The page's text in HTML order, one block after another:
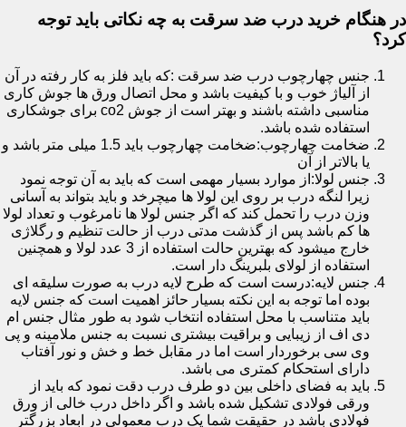
در هنگام خرید درب ضد سرقت به چه نکاتی باید توجه
کرد؟
جنس چهارچوب درب ضد سرقت :که باید فلز به کار رفته در آن
از آلیاژ خوب و با کیفیت باشد و محل اتصال ورق ها جوش کاری
مناسبی داشته باشند و بهتر است از جوش co2 برای جوشکاری
استفاده شده باشد.
ضخامت چهارچوب:ضخامت چهارچوب باید 1.5 میلی متر باشد و
یا بالاتر از آن
جنس لولا:از موارد بسیار مهمی است که باید به آن توجه نمود
زیرا لنگه درب بر روی این لولا ها میچرخد و باید بتواند به آسانی
وزن درب را تحمل کند که اگر جنس لولا ها نامرغوب و تعداد لولا
ها کم باشد پس از گذشت مدتی درب از حالت تنظیم و رگلاژی
خارج میشود که بهترین حالت استفاده از 3 عدد لولا و همچنین
استفاده از لولای بلبرینگ دار است.
جنس لایه:درست است که طرح لایه درب به صورت سلیقه ای
بوده اما توجه به این نکته بسیار حائز اهمیت است که جنس لایه
باید متناسب با محل استفاده انتخاب شود به طور مثال جنس ام
دی اف از زیبایی و براقیت بیشتری نسبت به جنس ملامینه و پی
وی سی برخوردار است اما در مقابل خط و خش و نور آفتاب
دارای استحکام کمتری می باشد.
باید به فضای داخلی بین دو طرف درب دقت نمود که باید از
ورقی فولادی تشکیل شده باشد و اگر داخل درب خالی از ورق
فولادی باشد در حقیقت شما یک درب معمولی در ابعاد بزرگتر